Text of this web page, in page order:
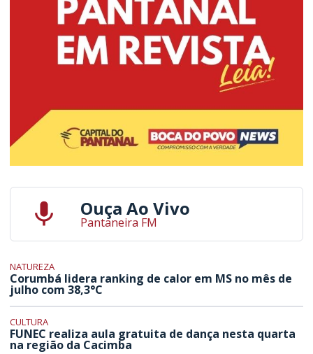
Ouça Ao Vivo
Pantaneira FM
NATUREZA
Corumbá lidera ranking de calor em MS no mês de
julho com 38,3°C
CULTURA
FUNEC realiza aula gratuita de dança nesta quarta
na região da Cacimba